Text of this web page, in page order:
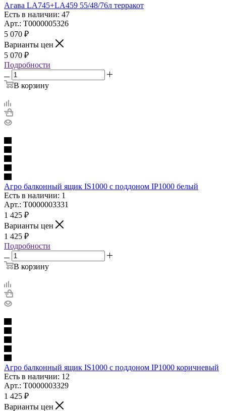
Агава LA745+LA459 55/48/76л терракот
Есть в наличии: 47
Арт.: Т0000005326
5 070 ₽
Варианты цен
5 070 ₽
Подробности
В корзину
Агро балконный ящик IS1000 с поддоном IP1000 белый
Есть в наличии: 1
Арт.: Т0000003331
1 425 ₽
Варианты цен
1 425 ₽
Подробности
В корзину
Агро балконный ящик IS1000 с поддоном IP1000 коричневый
Есть в наличии: 12
Арт.: Т0000003329
1 425 ₽
Варианты цен